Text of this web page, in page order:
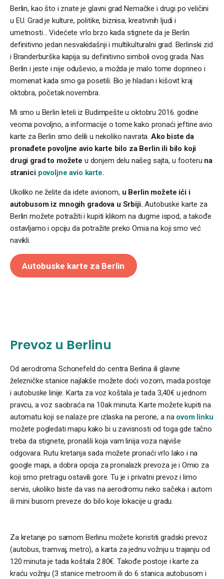
Berlin, kao što i znate je glavni grad Nemačke i drugi po veličini
u EU. Grad je kulture, politike, biznisa, kreativnih ljudi i
umetnosti… Videćete vrlo brzo kada stignete da je Berlin
definitivno jedan nesvakidašnji i multikulturalni grad. Berlinski zid
i Branderburška kapija su definitivno simboli ovog grada. Nas
Berlin i jeste i nije oduševio, a možda je malo tome doprineo i
momenat kada smo ga posetili. Bio je hladan i kišovit kraj
oktobra, početak novembra.
Mi smo u Berlin leteli iz Budimpešte u oktobru 2016. godine
veoma povoljno, a informacije o tome kako pronaći jeftine avio
karte za Berlin smo delili u nekoliko navrata. Ako biste da
pronađete povoljne avio karte bilo za Berlin ili bilo koji
drugi grad to možete u donjem delu našeg sajta, u footeru na
stranici povoljne avio karte.
Ukoliko ne želite da idete avionom, u Berlin možete ići i
autobusom iz mnogih gradova u Srbiji. Autobuske karte za
Berlin možete potražiti i kupiti klikom na dugme ispod, a takođe
ostavljamo i opciju da potražite preko Omia na koji smo već
navikli.
Autobuske karte za Berlin
Prevoz u Berlinu
Od aerodroma Schonefeld do centra Berlina ili glavne
železničke stanice najlakše možete doći vozom, mada postoje
i autobuske linije. Karta za voz koštala je tada 3,40€ u jednom
pravcu, a voz saobraća na 10ak minuta. Karte možete kupiti na
automatu koji se nalaze pre izlaska na perone, a na ovom linku
možete pogledati mapu kako bi u zavisnosti od toga gde tačno
treba da stignete, pronašli koja vam linija voza najviše
odgovara. Rutu kretanja sada možete pronaći vrlo lako i na
google mapi, a dobra opcija za pronalazk prevoza je i Omio za
koji smo pretragu ostavili gore. Tu je i privatni prevoz i limo
servis, ukoliko biste da vas na aerodromu neko sačeka i autom
ili mini busom preveze do bilo koje lokacije u gradu.
Za kretanje po samom Berlinu možete koristiti gradski prevoz
(autobus, tramvaj, metro), a karta za jednu vožnju u trajanju od
120 minuta je tada koštala 2.80€. Takođe postoje i karte za
kraću vožnju (3 stanice metroom ili do 6 stanica autobusom i